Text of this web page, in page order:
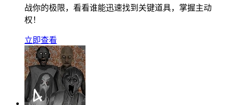
战你的极限，看看谁能迅速找到关键道具，掌握主动
权！
立即查看